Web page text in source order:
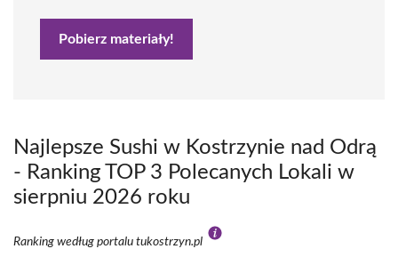
Pobierz materiały!
Najlepsze Sushi w Kostrzynie nad Odrą
- Ranking TOP 3 Polecanych Lokali w
sierpniu 2026 roku
Ranking według portalu tukostrzyn.pl